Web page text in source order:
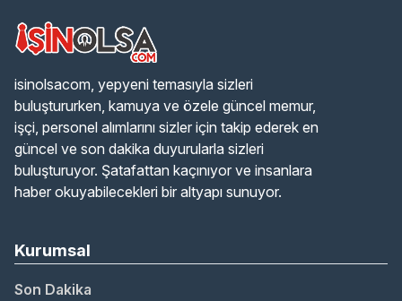
isinolsacom, yepyeni temasıyla sizleri
buluştururken, kamuya ve özele güncel memur,
işçi, personel alımlarını sizler için takip ederek en
güncel ve son dakika duyurularla sizleri
buluşturuyor. Şatafattan kaçınıyor ve insanlara
haber okuyabilecekleri bir altyapı sunuyor.
Kurumsal
Son Dakika